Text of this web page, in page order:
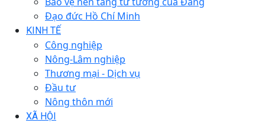
Đạo đức Hồ Chí Minh
KINH TẾ
Công nghiệp
Nông-Lâm nghiệp
Thương mại - Dịch vụ
Đầu tư
Nông thôn mới
XÃ HỘI